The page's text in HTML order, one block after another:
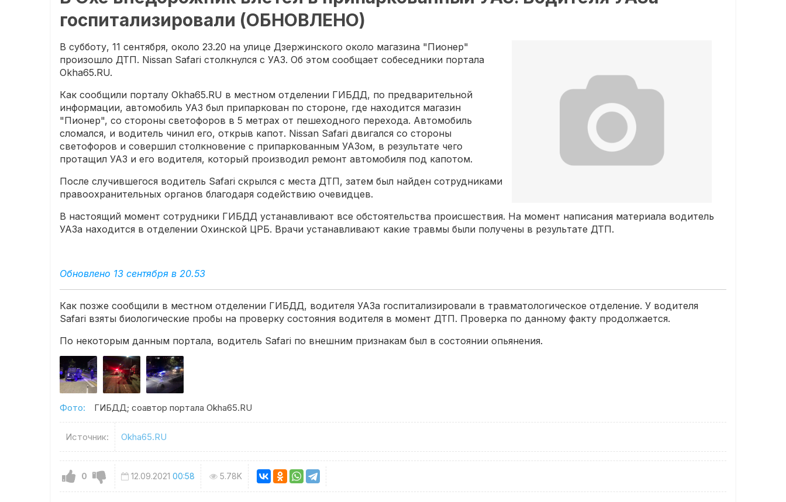
госпитализировали (ОБНОВЛЕНО)
В субботу, 11 сентября, около 23.20 на улице Дзержинского около магазина "Пионер"
произошло ДТП. Nissan Safari столкнулся с УАЗ. Об этом сообщает собеседники портала
Okha65.RU.
Как сообщили порталу Okha65.RU в местном отделении ГИБДД, по предварительной
информации, автомобиль УАЗ был припаркован по стороне, где находится магазин
"Пионер", со стороны светофоров в 5 метрах от пешеходного перехода. Автомобиль
сломался, и водитель чинил его, открыв капот. Nissan Safari двигался со стороны
светофоров и совершил столкновение с припаркованным УАЗом, в результате чего
протащил УАЗ и его водителя, который производил ремонт автомобиля под капотом.
После случившегося водитель Safari скрылся с места ДТП, затем был найден сотрудниками
правоохранительных органов благодаря содействию очевидцев.
В настоящий момент сотрудники ГИБДД устанавливают все обстоятельства происшествия. На момент написания материала водитель
УАЗа находится в отделении Охинской ЦРБ. Врачи устанавливают какие травмы были получены в результате ДТП.
Обновлено 13 сентября в 20.53
Как позже сообщили в местном отделении ГИБДД, водителя УАЗа госпитализировали в травматологическое отделение. У водителя
Safari взяты биологические пробы на проверку состояния водителя в момент ДТП. Проверка по данному факту продолжается.
По некоторым данным портала, водитель Safari по внешним признакам был в состоянии опьянения.
Фото: ГИБДД; соавтор портала Okha65.RU
Источник: Okha65.RU
0 12.09.2021 00:58 5.78K